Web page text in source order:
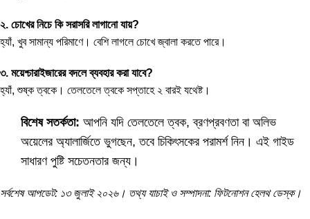
২. চোখের নিচে কি সরাসরি লাগানো যায়?
হ্যাঁ, খুব সামান্য পরিমাণে। বেশি লাগলে চোখে জ্বালা করতে পারে।
৩. ময়েশ্চারাইজারের বদলে ব্যবহার করা যাবে?
হ্যাঁ, শুষ্ক ত্বকে। তেলতেলে ত্বকে সপ্তাহে ২ বারই যথেষ্ট।
বিশেষ সতর্কতা: আপনি যদি তেলতেলে ত্বক, ব্রণপ্রবণতা বা অলিভ
অয়েলের অ্যালার্জিতে ভুগছেন, তবে চিকিৎসকের পরামর্শ নিন। এই গাইড
সাধারণ পুষ্টি সচেতনতার জন্য।
সর্বশেষ আপডেট: ১৩ জুলাই ২০২৬। তথ্য যাচাই ও সম্পাদনা: ফিটনোশন হেলথ ডেস্ক।